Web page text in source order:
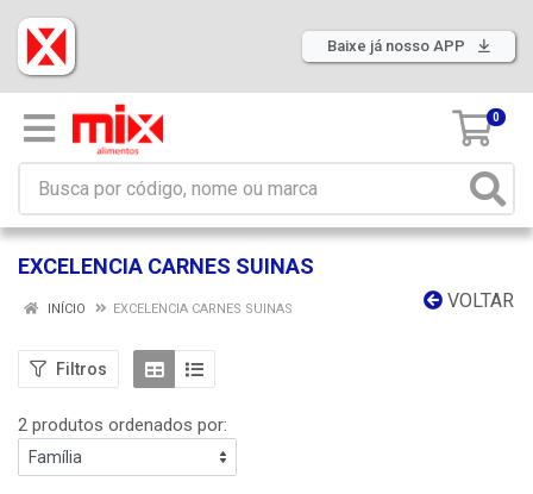
Baixe já nosso APP
0
EXCELENCIA CARNES SUINAS
VOLTAR
INÍCIO EXCELENCIA CARNES SUINAS
Filtros
2 produtos ordenados por: